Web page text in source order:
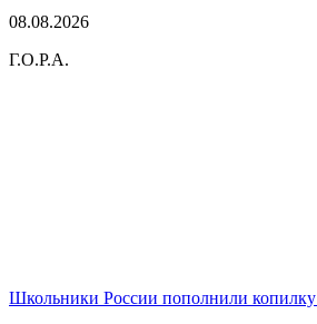
08.08.2026
Г.О.Р.А.
Школьники России пополнили копилку